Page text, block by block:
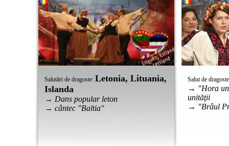
Salutări de dragoste: Letonia, Lituania,
Islanda
→ Dans popular leton
→ cântec "Baltia"
Salut de
→ "Hora
unităţii
→ "Brâul